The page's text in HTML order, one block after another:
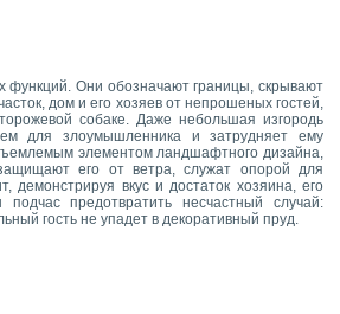
функций. Они обозначают границы, скрывают
дом и его хозяев от непрошеных гостей,
собаке. Даже небольшая изгородь
для злоумышленника и затрудняет ему
элементом ландшафтного дизайна,
его от ветра, служат опорой для
демонстрируя вкус и достаток хозяина, его
предотвратить несчастный случай:
гость не упадет в декоративный пруд.